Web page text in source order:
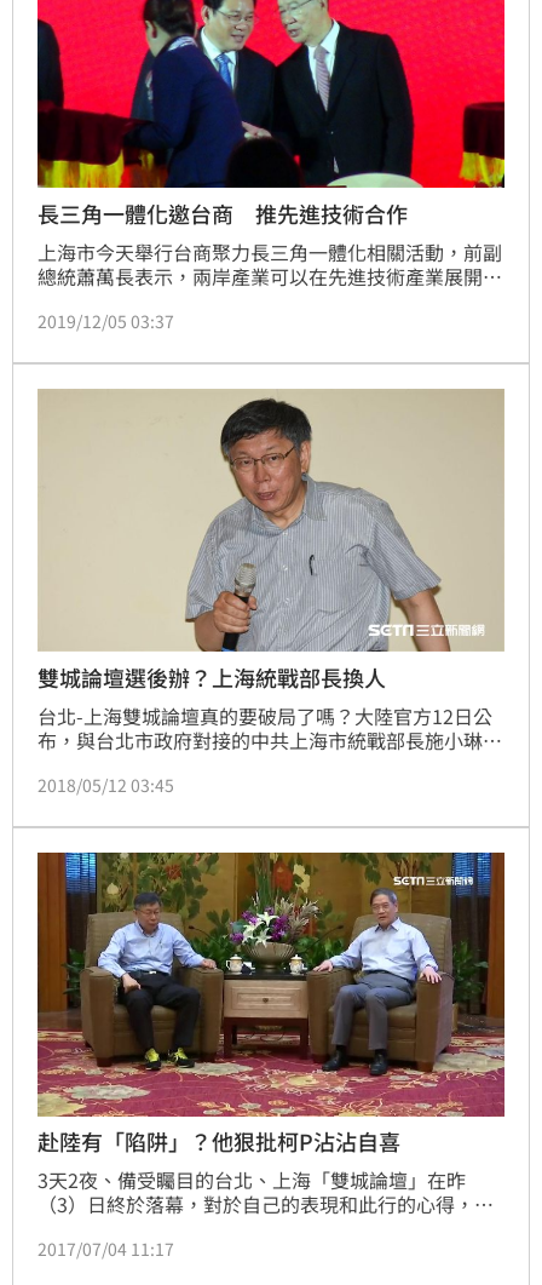
長三角一體化邀台商 推先進技術合作
上海市今天舉行台商聚力長三角一體化相關活動，前副
總統蕭萬長表示，兩岸產業可以在先進技術產業展開更
才會有前途。
2019/12/05 03:37
雙城論壇選後辦？上海統戰部長換人
台北-上海雙城論壇真的要破局了嗎？大陸官方12日公
布，與台北市政府對接的中共上海市統戰部長施小琳轉
2018/05/12 03:45
赴陸有「陷阱」？他狠批柯P沾沾自喜
3天2夜、備受矚目的台北、上海「雙城論壇」在昨
（3）日終於落幕，對於自己的表現和此行的心得，台
安歸來」，認為一切還稱得上圓滿。不過對於柯P與上
2017/07/04 11:17